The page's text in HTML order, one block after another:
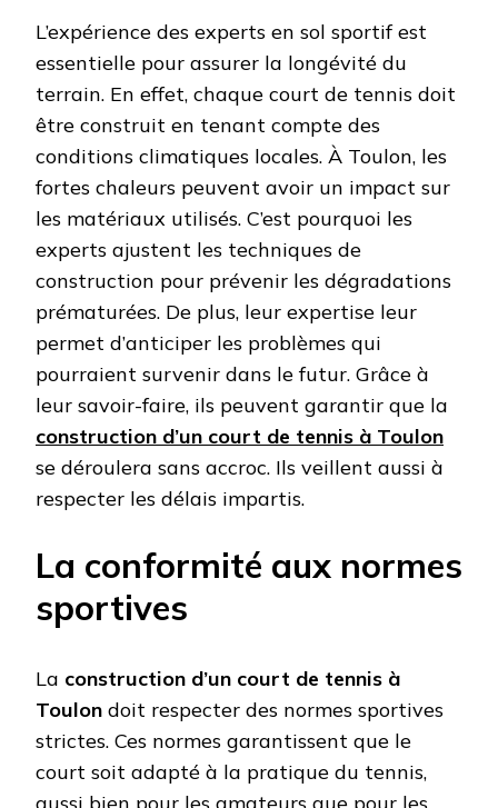
L’expérience des experts en sol sportif est
essentielle pour assurer la longévité du
terrain. En effet, chaque court de tennis doit
être construit en tenant compte des
conditions climatiques locales. À Toulon, les
fortes chaleurs peuvent avoir un impact sur
les matériaux utilisés. C’est pourquoi les
experts ajustent les techniques de
construction pour prévenir les dégradations
prématurées. De plus, leur expertise leur
permet d’anticiper les problèmes qui
pourraient survenir dans le futur. Grâce à
leur savoir-faire, ils peuvent garantir que la
construction d’un court de tennis à Toulon
se déroulera sans accroc. Ils veillent aussi à
respecter les délais impartis.
La conformité aux normes
sportives
La construction d’un court de tennis à
Toulon doit respecter des normes sportives
strictes. Ces normes garantissent que le
court soit adapté à la pratique du tennis,